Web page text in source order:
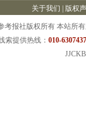
关于我们 版权
考报社版权所有 本站所
索提供热线： 010-